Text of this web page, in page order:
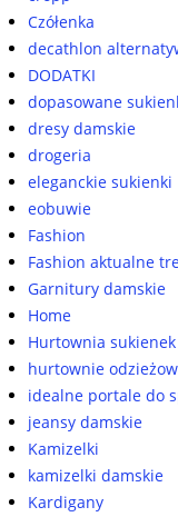
Czółenka
decathlon
DODATKI
dopasowane
dresy damskie
drogeria
eleganckie sukienki
eobuwie
Fashion
Fashion aktualne
Garnitury damskie
Home
Hurtownia sukienek
hurtownie
idealne portale do
jeansy damskie
Kamizelki
kamizelki damskie
Kardigany